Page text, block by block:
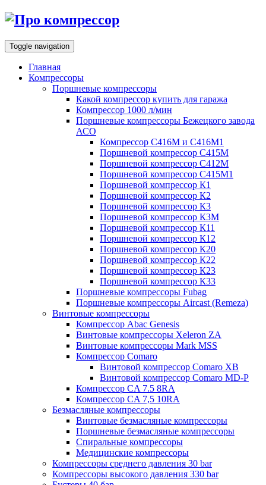
Toggle navigation
Главная
Компрессоры
Поршневые компрессоры
Какой компрессор купить для гаража
Компрессор 1000 л/мин
Поршневые компрессоры Бежецкого завода
АСО
Компрессор С416М и С416М1
Поршневой компрессор С415М
Поршневой компрессор С412М
Поршневой компрессор С415М1
Поршневой компрессор К1
Поршневой компрессор К2
Поршневой компрессор К3
Поршневой компрессор К3М
Поршневой компрессор К11
Поршневой компрессор К12
Поршневой компрессор К20
Поршневой компрессор К22
Поршневой компрессор К23
Поршневой компрессор К33
Поршневые компрессоры Fubag
Поршневые компрессоры Aircast (Remeza)
Винтовые компрессоры
Компрессор Abac Genesis
Винтовые компрессоры Xeleron ZA
Винтовые компрессоры Mark MSS
Компрессор Comaro
Винтовой компрессор Comaro XB
Винтовой компрессор Comaro MD-P
Компрессор CA 7.5 8RA
Компрессор CA 7,5 10RA
Безмасляные компрессоры
Винтовые безмасляные компрессоры
Поршневые безмасляные компрессоры
Спиральные компрессоры
Медицинские компрессоры
Компрессоры среднего давления 30 bar
Компрессоры высокого давления 330 bar